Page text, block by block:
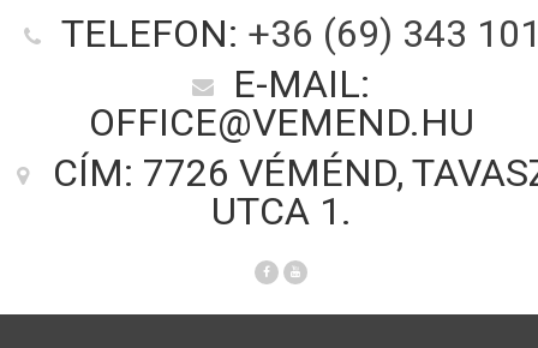
TELEFON: +36 (69) 343
E-MAIL:
OFFICE@VEMEND.HU
CÍM: 7726 VÉMÉND,
UTCA 1.